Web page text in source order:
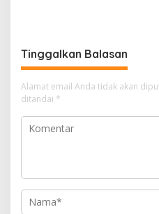
Tinggalkan Balasan
Alamat email Anda tidak akan
ditandai *